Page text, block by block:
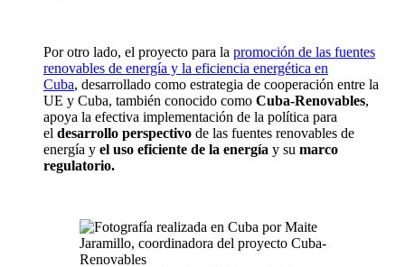
Por otro lado, el proyecto para la promoción de las fuentes
renovables de energía y la eficiencia energética en
Cuba, desarrollado como estrategia de cooperación entre la
UE y Cuba, también conocido como Cuba-Renovables,
apoya la efectiva implementación de la política para
el desarrollo perspectivo de las fuentes renovables de
energía y el uso eficiente de la energía y su marco
regulatorio.